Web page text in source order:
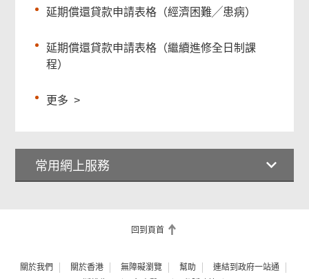
延期償還貸款申請表格（經濟困難╱患病）
延期償還貸款申請表格（繼續進修全日制課
程）
更多 >
常用網上服務
回到頁首
關於我們 關於香港 無障礙瀏覽 幫助
連結到政府一站通